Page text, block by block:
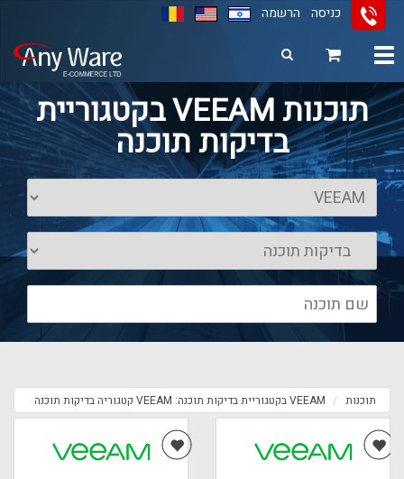
11
12
13
כניסה הרשמה
Toggle
תוכנות VEEAM בקטגוריית
בדיקות תוכנה
תוכנות VEEAM בקטגוריית בדיקות תוכנה: VEEAM קטגוריה בדיקות תוכנה